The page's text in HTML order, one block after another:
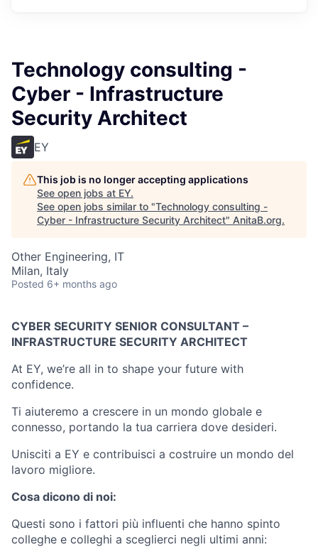
Technology consulting -
Cyber - Infrastructure
Security Architect
EY
This job is no longer accepting applications
See open jobs at EY.
See open jobs similar to "Technology consulting -
Cyber - Infrastructure Security Architect" AnitaB.org.
Other Engineering, IT
Milan, Italy
Posted 6+ months ago
CYBER SECURITY SENIOR CONSULTANT –
INFRASTRUCTURE SECURITY ARCHITECT
At EY, we’re all in to shape your future with
confidence.
Ti aiuteremo a crescere in un mondo globale e
connesso, portando la tua carriera dove desideri.
Unisciti a EY e contribuisci a costruire un mondo del
lavoro migliore.
Cosa dicono di noi:
Questi sono i fattori più influenti che hanno spinto
colleghe e colleghi a sceglierci negli ultimi anni: